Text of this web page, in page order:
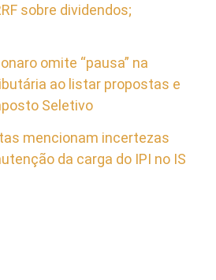
sobre dividendos;
omite “pausa” na
ao listar propostas e
Seletivo
mencionam incertezas
da carga do IPI no IS